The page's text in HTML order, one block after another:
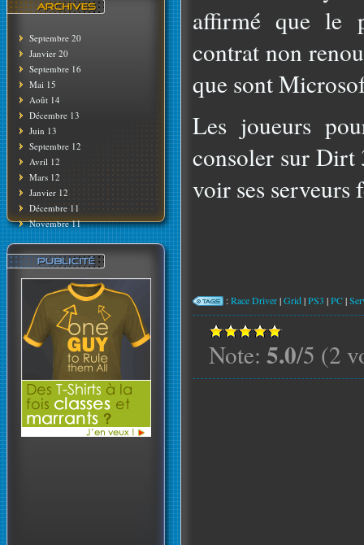
Septembre 20
Janvier 20
Septembre 16
Mai 15
Août 14
Décembre 13
Juin 13
Septembre 12
Avril 12
Mars 12
Janvier 12
Décembre 11
Novembre 11
affirmé que le
contrat non
que sont
Les joueurs
consoler sur Dirt
voir ses serveurs
:Race Driver|Grid|PS3 |PC|
Note: 5.0/5 (2